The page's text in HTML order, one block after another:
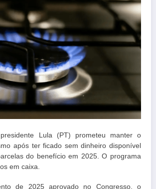
Lula (PT) prometeu manter o
após ter ficado sem dinheiro disponível
do benefício em 2025. O programa
em caixa.
de 2025 aprovado no Congresso, o